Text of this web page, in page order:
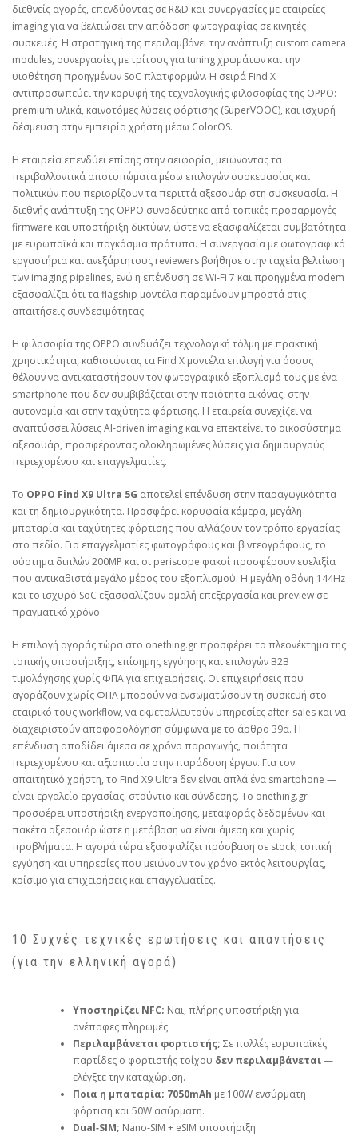
διεθνείς αγορές, επενδύοντας σε R&D και συνεργασίες με εταιρείες
imaging για να βελτιώσει την απόδοση φωτογραφίας σε κινητές
συσκευές. Η στρατηγική της περιλαμβάνει την ανάπτυξη custom camera
modules, συνεργασίες με τρίτους για tuning χρωμάτων και την
υιοθέτηση προηγμένων SoC πλατφορμών. Η σειρά Find X
αντιπροσωπεύει την κορυφή της τεχνολογικής φιλοσοφίας της OPPO:
premium υλικά, καινοτόμες λύσεις φόρτισης (SuperVOOC), και ισχυρή
δέσμευση στην εμπειρία χρήστη μέσω ColorOS.
Η εταιρεία επενδύει επίσης στην αειφορία, μειώνοντας τα
περιβαλλοντικά αποτυπώματα μέσω επιλογών συσκευασίας και
πολιτικών που περιορίζουν τα περιττά αξεσουάρ στη συσκευασία. Η
διεθνής ανάπτυξη της OPPO συνοδεύτηκε από τοπικές προσαρμογές
firmware και υποστήριξη δικτύων, ώστε να εξασφαλίζεται συμβατότητα
με ευρωπαϊκά και παγκόσμια πρότυπα. Η συνεργασία με φωτογραφικά
εργαστήρια και ανεξάρτητους reviewers βοήθησε στην ταχεία βελτίωση
των imaging pipelines, ενώ η επένδυση σε Wi‑Fi 7 και προηγμένα modem
εξασφαλίζει ότι τα flagship μοντέλα παραμένουν μπροστά στις
απαιτήσεις συνδεσιμότητας.
Η φιλοσοφία της OPPO συνδυάζει τεχνολογική τόλμη με πρακτική
χρηστικότητα, καθιστώντας τα Find X μοντέλα επιλογή για όσους
θέλουν να αντικαταστήσουν τον φωτογραφικό εξοπλισμό τους με ένα
smartphone που δεν συμβιβάζεται στην ποιότητα εικόνας, στην
αυτονομία και στην ταχύτητα φόρτισης. Η εταιρεία συνεχίζει να
αναπτύσσει λύσεις AI‑driven imaging και να επεκτείνει το οικοσύστημα
αξεσουάρ, προσφέροντας ολοκληρωμένες λύσεις για δημιουργούς
περιεχομένου και επαγγελματίες.
Το OPPO Find X9 Ultra 5G αποτελεί επένδυση στην παραγωγικότητα
και τη δημιουργικότητα. Προσφέρει κορυφαία κάμερα, μεγάλη
μπαταρία και ταχύτητες φόρτισης που αλλάζουν τον τρόπο εργασίας
στο πεδίο. Για επαγγελματίες φωτογράφους και βιντεογράφους, το
σύστημα διπλών 200MP και οι periscope φακοί προσφέρουν ευελιξία
που αντικαθιστά μεγάλο μέρος του εξοπλισμού. Η μεγάλη οθόνη 144Hz
και το ισχυρό SoC εξασφαλίζουν ομαλή επεξεργασία και preview σε
πραγματικό χρόνο.
Η επιλογή αγοράς τώρα στο onething.gr προσφέρει το πλεονέκτημα της
τοπικής υποστήριξης, επίσημης εγγύησης και επιλογών B2B
τιμολόγησης χωρίς ΦΠΑ για επιχειρήσεις. Οι επιχειρήσεις που
αγοράζουν χωρίς ΦΠΑ μπορούν να ενσωματώσουν τη συσκευή στο
εταιρικό τους workflow, να εκμεταλλευτούν υπηρεσίες after‑sales και να
διαχειριστούν αποφορολόγηση σύμφωνα με το άρθρο 39α. Η
επένδυση αποδίδει άμεσα σε χρόνο παραγωγής, ποιότητα
περιεχομένου και αξιοπιστία στην παράδοση έργων. Για τον
απαιτητικό χρήστη, το Find X9 Ultra δεν είναι απλά ένα smartphone —
είναι εργαλείο εργασίας, στούντιο και σύνδεσης. Το onething.gr
προσφέρει υποστήριξη ενεργοποίησης, μεταφοράς δεδομένων και
πακέτα αξεσουάρ ώστε η μετάβαση να είναι άμεση και χωρίς
προβλήματα. Η αγορά τώρα εξασφαλίζει πρόσβαση σε stock, τοπική
εγγύηση και υπηρεσίες που μειώνουν τον χρόνο εκτός λειτουργίας,
κρίσιμο για επιχειρήσεις και επαγγελματίες.
10 Συχνές τεχνικές ερωτήσεις και απαντήσεις
(για την ελληνική αγορά)
Υποστηρίζει NFC; Ναι, πλήρης υποστήριξη για
ανέπαφες πληρωμές.
Περιλαμβάνεται φορτιστής; Σε πολλές ευρωπαϊκές
παρτίδες ο φορτιστής τοίχου δεν περιλαμβάνεται—
ελέγξτε την καταχώριση.
Ποια η μπαταρία; 7050mAh με 100W ενσύρματη
φόρτιση και 50W ασύρματη.
Dual‑SIM; Nano‑SIM + eSIM υποστήριξη.